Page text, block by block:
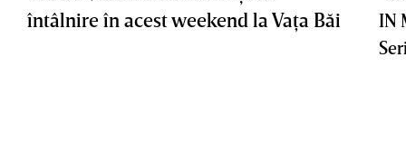
întâlnire în acest weekend la Vaţa Băi
IN